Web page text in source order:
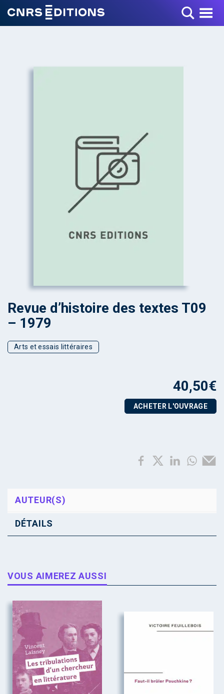
Toggle Menu
Revue d’histoire des textes T09
– 1979
Arts et essais littéraires
40,50€
ACHETER L'OUVRAGE
AUTEUR(S)
DÉTAILS
VOUS AIMEREZ AUSSI